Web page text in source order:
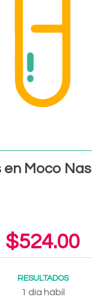
en Moco
$524.00
RESULTADOS
1 día hábil